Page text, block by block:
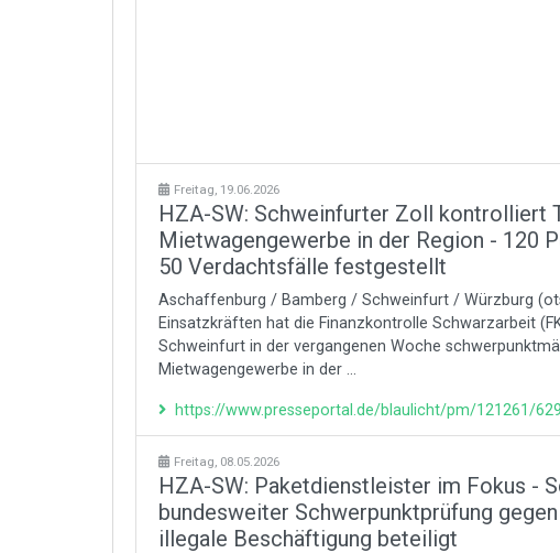
Freitag, 19.06.2026
HZA-SW: Schweinfurter Zoll kontrolliert
Mietwagengewerbe in der Region - 120
50 Verdachtsfälle festgestellt
Aschaffenburg / Bamberg / Schweinfurt / Würzburg
Einsatzkräften hat die Finanzkontrolle Schwarzarbeit
Schweinfurt in der vergangenen Woche
Mietwagengewerbe in der ...
https://www.presseportal.de/blaulicht/pm/121261/
Freitag, 08.05.2026
HZA-SW: Paketdienstleister im Fokus -
bundesweiter Schwerpunktprüfung
illegale Beschäftigung beteiligt